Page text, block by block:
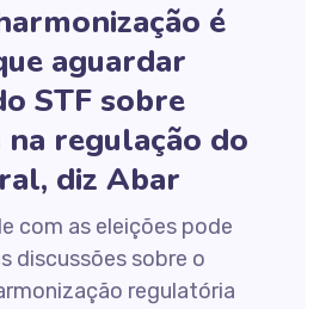
é
aguardar
STF sobre
regulação do
diz Abar
com as eleições pode
discussões sobre o
regulatória